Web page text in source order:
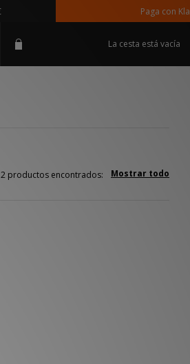
Paga con
La cesta está vacía
Mostrar todo
2 productos encontrados: